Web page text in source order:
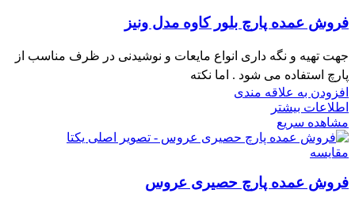
فروش عمده پارچ بلور کاوه مدل ونیز
جهت تهیه و نگه داری انواع مایعات و نوشیدنی در ظرف مناسب از
پارچ استفاده می شود . اما نکته
افزودن به علاقه مندی
اطلاعات بیشتر
مشاهده سریع
مقایسه
فروش عمده پارچ حصیری عروس